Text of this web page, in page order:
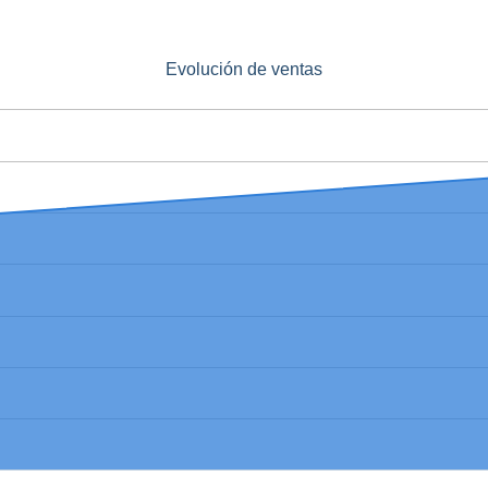
Evolución de ventas